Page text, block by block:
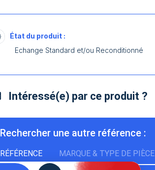
État du produit :
Echange Standard et/ou Reconditionné
Intéressé(e) par ce produit ?
Rechercher une autre référence :
RÉFÉRENCE MARQUE & TYPE DE PIÈCE